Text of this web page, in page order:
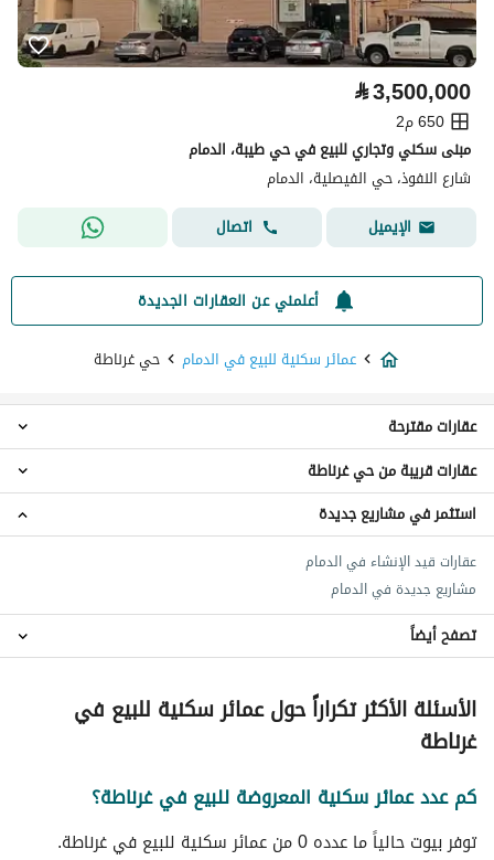
⃁3,500,000
650 م2
مبنى سكني وتجاري للبيع في حي طيبة، الدمام
شارع النفوذ، حي الفيصلية، الدمام
الإيميل
اتصال
أعلمني عن العقارات الجديدة
عمائر سكنية للبيع في الدمام
حي غرناطة
اراضي سكنية للبيع في حي غرناطة
عقارات للبيع في حي غرناطة
عقارات مقترحة
عمائر سكنية حي الجلوية
عمائر سكنية حي القادسية
عمائر سكنية حي البادية
عمائر سكنية حي النخيل
عمائر سكنية حي القزاز
عمائر سكنية حي الخليح
عمائر سكنية حي المريكبات
عمائر سكنية حي الضباب
عقارات قريبة من حي غرناطة
عقارات قيد الإنشاء في الدمام
مشاريع جديدة في الدمام
استثمر في مشاريع جديدة
عقارات للبيع في الدمام
تصفح أيضاً
الأسئلة الأكثر تكراراً حول عمائر سكنية للبيع في
غرناطة
كم عدد عمائر سكنية المعروضة للبيع في غرناطة؟
توفر بيوت حالياً ما عدده 0 من عمائر سكنية للبيع في غرناطة.